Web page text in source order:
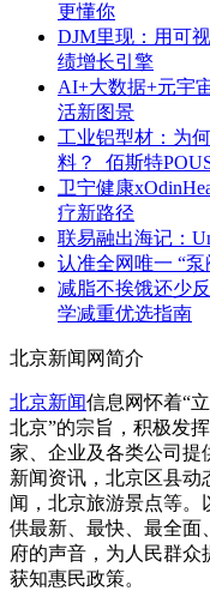
更懂你
DJM里现：用可
绩增长引擎
AI+大数据+元宇
活新图景
工业铝型材：为
料？_佰斯特
卫宁健康
疗新路径
联易融出海记：
认准全网唯一 “
减脂不挨饿还少
学减重优选指南
北京新闻网简介
北京新闻信息网怀着“
北京”的宗旨，积极发
家、企业及各类公司提
新闻资讯，北京区县动
闻，北京旅游景点等。
供最新、最快、最全面
府的声音，为人民群
获知惠民政策。